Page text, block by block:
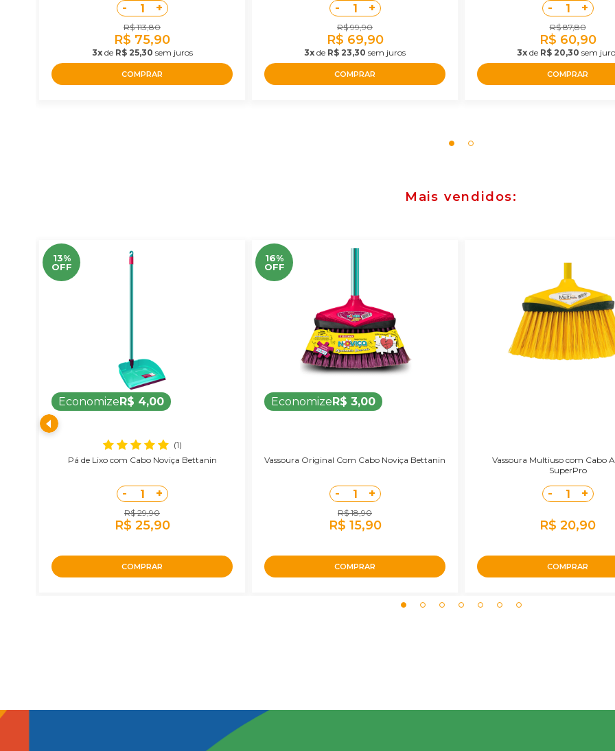
- 1 +
R$ 113,80
R$ 75,90
3xde R$ 25,30 sem juros
COMPRAR
- 1 +
R$ 99,90
R$ 69,90
3x de R$ 23,30 sem juros
COMPRAR
- 1 +
R$ 87,80
R$ 60,90
3xde R$ 20,30 sem
COMPRAR
Mais vendidos
13%
OFF
Economize R$ 4,00
(1)
Pá de Lixo com Cabo Noviça Bettanin
- 1 +
R$ 29,90
R$ 25,90
COMPRAR
16%
OFF
Economize R$ 3,00
Vassoura Original Com Cabo Noviça Bettanin
- 1 +
R$ 18,90
R$ 15,90
COMPRAR
Vassoura Multiuso com Cabo
SuperPro
- 1 +
R$ 20,90
COMPRAR